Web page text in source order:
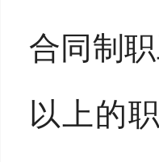
合同制
以上的